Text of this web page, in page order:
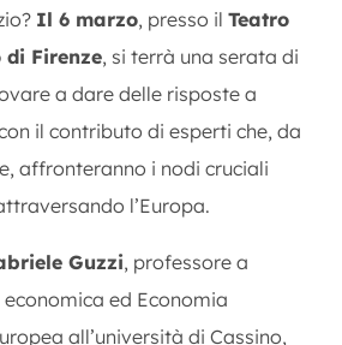
Il 6 marzo, presso il Teatro
di Firenze, si terrà una serata di
a dare delle risposte a
il contributo di esperti che, da
affronteranno i nodi cruciali
l’Europa.
Guzzi, professore a
ed Economia
all’università di Cassino,